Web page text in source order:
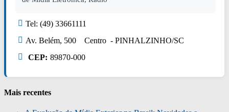
Tel: (49) 33661111
Av. Belém, 500 Centro - PINHALZINHO/SC
CEP: 89870-000
Mais recentes